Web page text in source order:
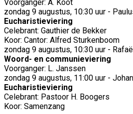
Voorganger: A. Koot
zondag 9 augustus, 10:30 uur -
Eucharistieviering
Celebrant: Gauthier de Bekker
Koor: Cantor: Alfred Sturkenboom
zondag 9 augustus, 10:30 uur -
Woord- en communieviering
Voorganger: L. Janssen
zondag 9 augustus, 11:00 uur -
Eucharistieviering
Celebrant: Pastoor H. Boogers
Koor: Samenzang